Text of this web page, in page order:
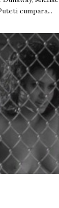
cumpara...